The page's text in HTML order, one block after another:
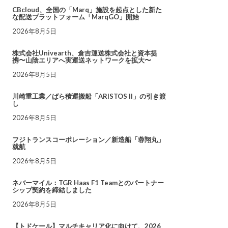
CBcloud、全国の「Marq」施設を起点とした新た
な配送プラットフォーム「MarqGO」開始
2026年8月5日
株式会社Univearth、倉吉運送株式会社と資本提
携〜山陰エリアへ実運送ネットワークを拡大〜
2026年8月5日
川崎重工業／ばら積運搬船「ARISTOS II」の引き渡
し
2026年8月5日
フジトランスコーポレーション／新造船「蓉翔丸」
就航
2026年8月5日
ネバーマイル：TGR Haas F1 Teamとのパートナー
シップ契約を締結しました
2026年8月5日
【トドケール】マルチキャリア化に向けて、2026